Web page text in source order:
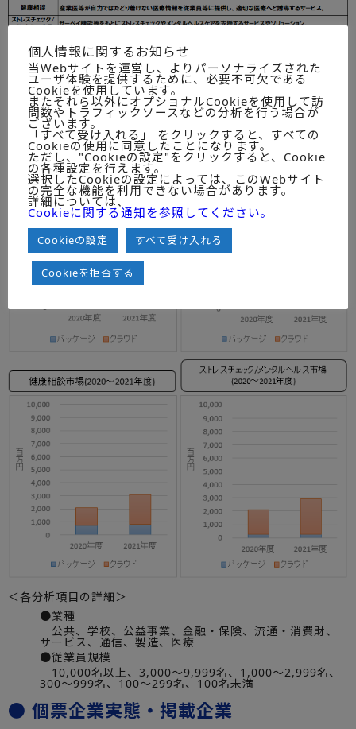
第6章 ストレスチェック/メンタルヘルスソリュ
ーション市場動向
第1節 市場規模推移とベンダーシェア動向 ―クラウド・パ
ッケージ別動向
第2節 ユーザー業種別売上高動向
第3節 ユーザー従業員規模別売上高動向
＜各分析項目の詳細＞
●業種
公共、学校、公益事業、金融・保険、流通・消費財、
サービス、通信、製造、医療
●従業員規模
10,000名以上、3,000～9,999名、1,000～2,999名、
300～999名、100～299名、100名未満
● 個票企業実態・掲載企業
個人情報に関するお知らせ
当Webサイトを運営し、よりパーソナライズされた
ユーザ体験を提供するために、必要不可欠である
Cookieを使用しています。
またそれら以外にオプショナルCookieを使用して訪
問数やトラフィックソースなどの分析を行う場合が
ございます。
「すべて受け入れる」 をクリックすると、すべての
Cookieの使用に同意したことになります。
ただし、"Cookieの設定"をクリックすると、Cookie
の各種設定を行えます。
選択したCookieの設定によっては、このWebサイト
の完全な機能を利用できない場合があります。
詳細については、
Cookieに関する通知を参照してください。
Cookieの設定 すべて受け入れる
Cookieを拒否する